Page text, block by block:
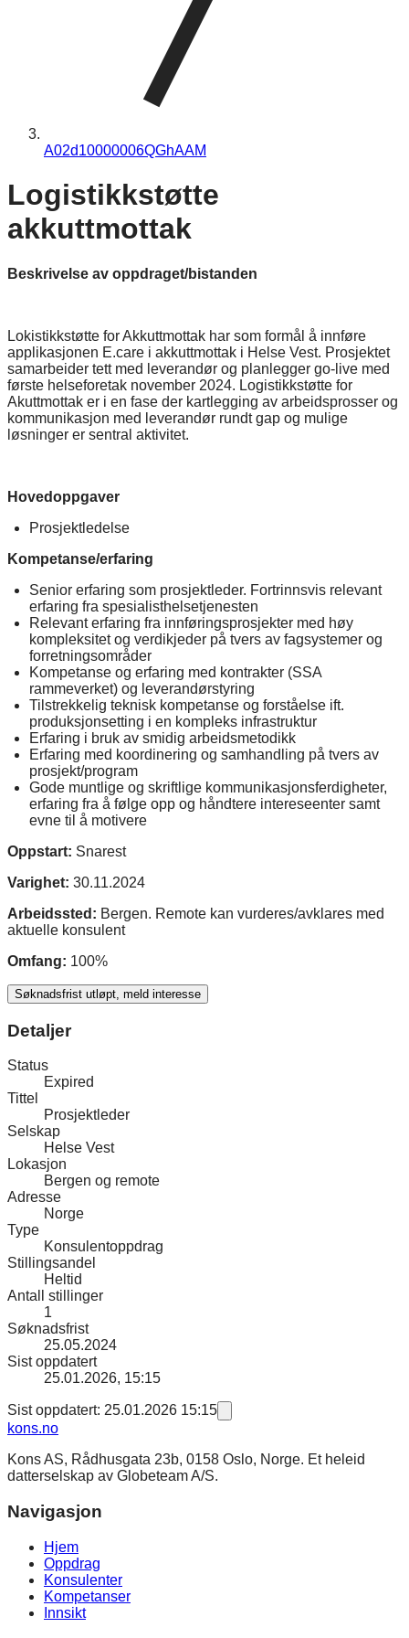
A02d10000006QGhAAM
Logistikkstøtte
akkuttmottak
Beskrivelse av oppdraget/bistanden
Lokistikkstøtte for Akkuttmottak har som formål å innføre
applikasjonen E.care i akkuttmottak i Helse Vest. Prosjektet
samarbeider tett med leverandør og planlegger go-live med
første helseforetak november 2024. Logistikkstøtte for
Akuttmottak er i en fase der kartlegging av arbeidsprosser og
kommunikasjon med leverandør rundt gap og mulige
løsninger er sentral aktivitet.
Hovedoppgaver
Prosjektledelse
Kompetanse/erfaring
Senior erfaring som prosjektleder. Fortrinnsvis relevant
erfaring fra spesialisthelsetjenesten
Relevant erfaring fra innføringsprosjekter med høy
kompleksitet og verdikjeder på tvers av fagsystemer og
forretningsområder
Kompetanse og erfaring med kontrakter (SSA
rammeverket) og leverandørstyring
Tilstrekkelig teknisk kompetanse og forståelse ift.
produksjonsetting i en kompleks infrastruktur
Erfaring i bruk av smidig arbeidsmetodikk
Erfaring med koordinering og samhandling på tvers av
prosjekt/program
Gode muntlige og skriftlige kommunikasjonsferdigheter,
erfaring fra å følge opp og håndtere intereseenter samt
evne til å motivere
Oppstart: Snarest
Varighet: 30.11.2024
Arbeidssted: Bergen. Remote kan vurderes/avklares med
aktuelle konsulent
Omfang: 100%
Søknadsfrist utløpt, meld interesse
Detaljer
Status
Expired
Tittel
Prosjektleder
Selskap
Helse Vest
Lokasjon
Bergen og remote
Adresse
Norge
Type
Konsulentoppdrag
Stillingsandel
Heltid
Antall stillinger
1
Søknadsfrist
25.05.2024
Sist oppdatert
25.01.2026, 15:15
Sist oppdatert: 25.01.2026 15:15
kons.no
Kons AS, Rådhusgata 23b, 0158 Oslo, Norge. Et heleid
datterselskap av Globeteam A/S.
Navigasjon
Hjem
Oppdrag
Konsulenter
Kompetanser
Innsikt